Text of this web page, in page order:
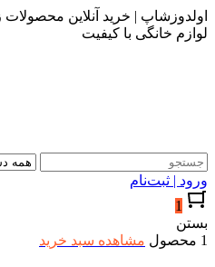
اولدوزشاپ | خرید آنلاین
لوازم خانگی با کیفیت
ورود | ثبت‌نام
1
بستن
1 محصول
مشاهده سبد خرید